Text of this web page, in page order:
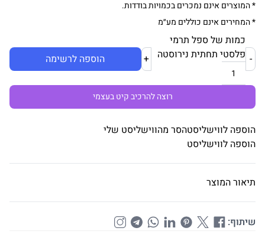
* המוצרים אינם נמכרים בכמויות בודדות.
* המחירים אינם כוללים מע״מ
כמות של ספל תרמי
פלסטי תחתית נירוסטה
+ הוספה לרשימה
רוצה להרכיב קיט בעצמי
הוספה לווישליסטהסר מהווישליסט שלי
הוספה לווישליסט
תיאור המוצר
שיתוף: